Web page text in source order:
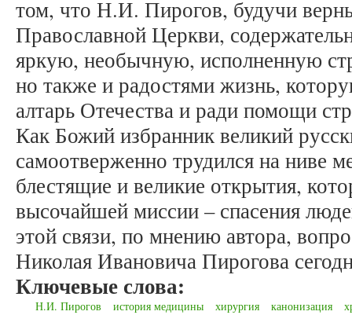
том, что Н.И. Пирогов, будучи
Православной Церкви,
яркую, необычную, исполненную
но также и радостями жизнь,
алтарь Отечества и ради помощи
Как Божий избранник великий
самоотверженно трудился на ниве
блестящие и великие открытия,
высочайшей миссии – спасения
этой связи, по мнению автора,
Николая Ивановича Пирогова
Ключевые слова:
Н.И. Пирогов история медицины хирургия канонизация